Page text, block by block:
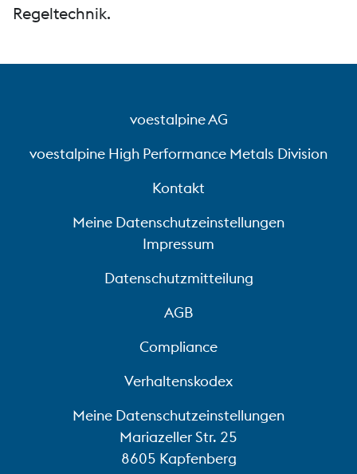
Regeltechnik.
voestalpine AG
voestalpine High Performance Metals Division
Kontakt
Meine Datenschutzeinstellungen
Impressum
Datenschutzmitteilung
AGB
Compliance
Verhaltenskodex
Meine Datenschutzeinstellungen
Mariazeller Str. 25
8605 Kapfenberg